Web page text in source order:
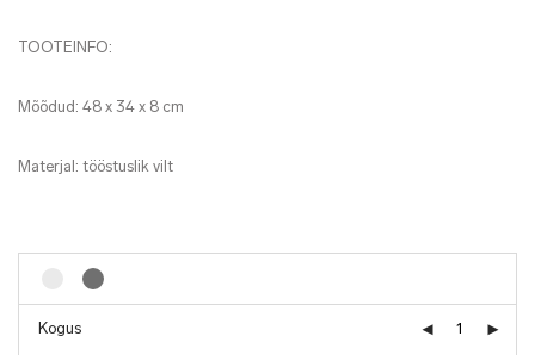
TOOTEINFO:
Mõõdud: 48 x 34 x 8 cm
Materjal: tööstuslik vilt
Kogus